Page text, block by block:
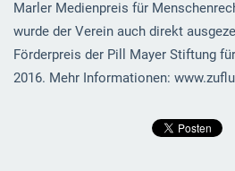
Marler Medienpreis für
wurde der Verein auch direkt
Förderpreis der Pill Mayer Stiftung
2016. Mehr Informationen: